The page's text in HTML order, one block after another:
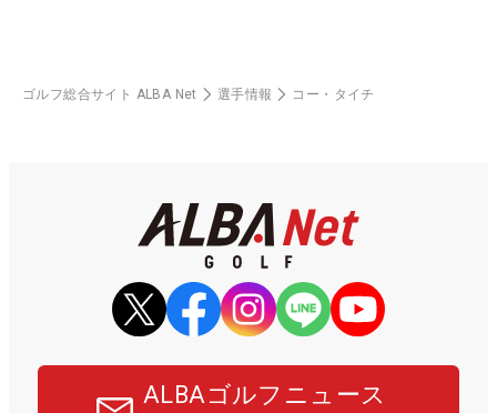
ゴルフ総合サイト ALBA Net 選手情報 コー・タイチ
ALBAゴルフニュース